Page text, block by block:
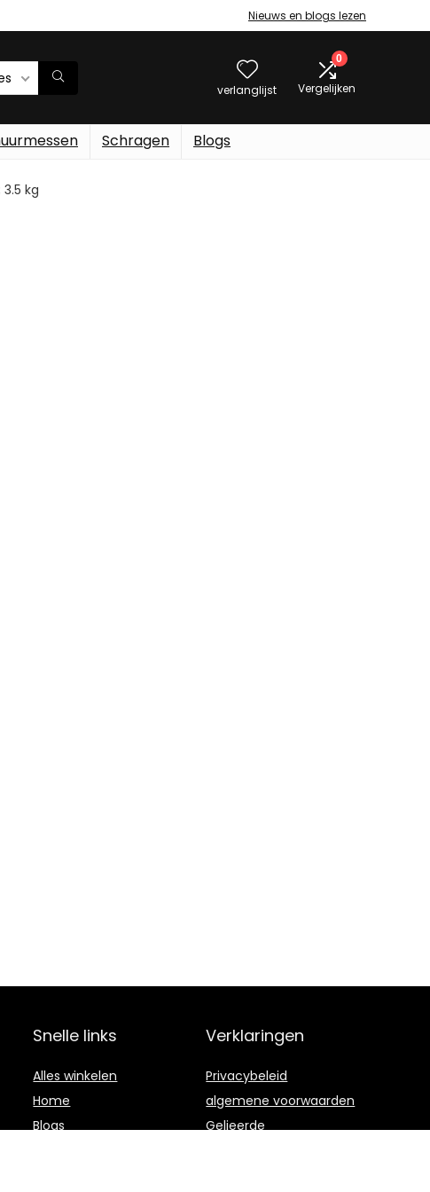
Nieuws en blogs lezen
verlanglijst
0
Vergelijken
Schragen Blogs
3.5 kg
Snelle links
Alles winkelen
Home
Blogs
Verklaringen
Privacybeleid
algemene voorwaarden
Gelieerde